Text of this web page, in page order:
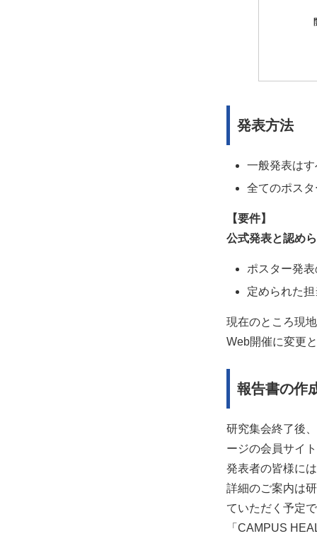
発表方法
一般発表は
全てのポス
【要件】
公式発表と認め
ポスター発
定められた
現在のところ現
Web開催に変更
報告書の作
研究集会終了後
ージの会員サイ
発表者の皆様に
詳細のご案内は
ていただく予定
「CAMPUS